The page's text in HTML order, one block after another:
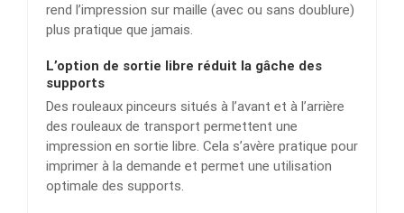
rend l’impression sur maille (avec ou sans doublure)
plus pratique que jamais.
L’option de sortie libre réduit la gâche des
supports
Des rouleaux pinceurs situés à l’avant et à l’arrière
des rouleaux de transport permettent une
impression en sortie libre. Cela s’avère pratique pour
imprimer à la demande et permet une utilisation
optimale des supports.